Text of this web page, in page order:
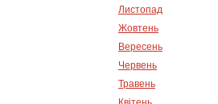
Листопад
Жовтень
Вересень
Червень
Травень